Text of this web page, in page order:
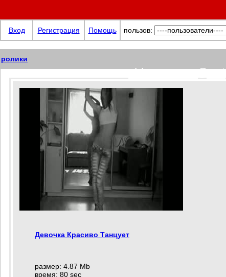
video.xoxma@net
Вход Регистрация Помощь пользов:
ролики
Девочка Красиво Танцует
размер: 4.87 Mb
время: 80 sec